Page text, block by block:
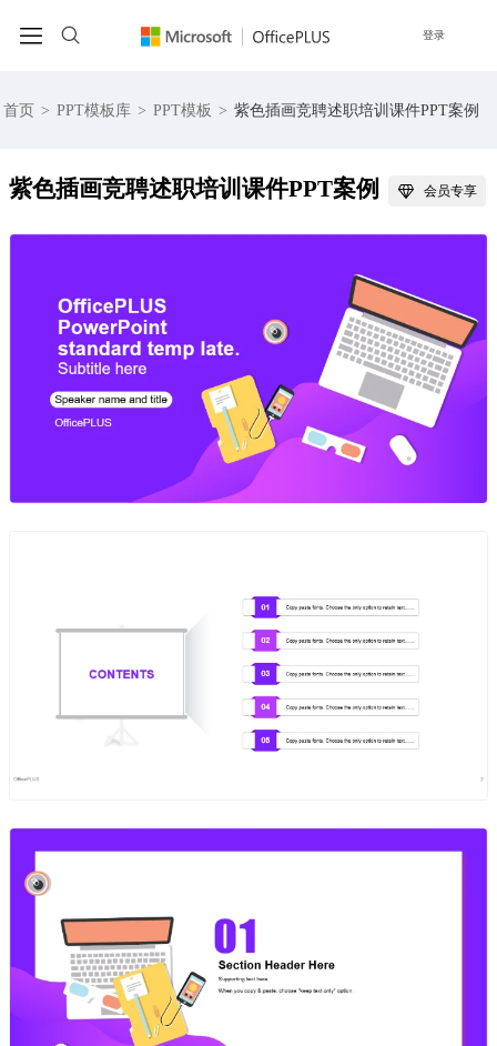
登录
首页 > PPT模板库 > PPT模板 > 紫色插画竞聘述职培训课件PPT案例
紫色插画竞聘述职培训课件PPT案例 会员专享